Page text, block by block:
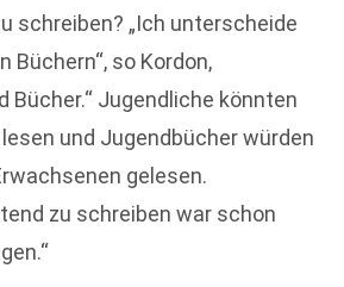
schreiben? „Ich unterscheide
Büchern“, so Kordon,
Bücher.“ Jugendliche könnten
und Jugendbücher würden
gelesen.
zu schreiben war schon